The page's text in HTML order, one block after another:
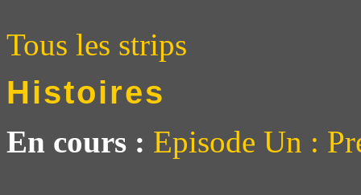
Tous les strips
Histoires
En cours : Episode Un :